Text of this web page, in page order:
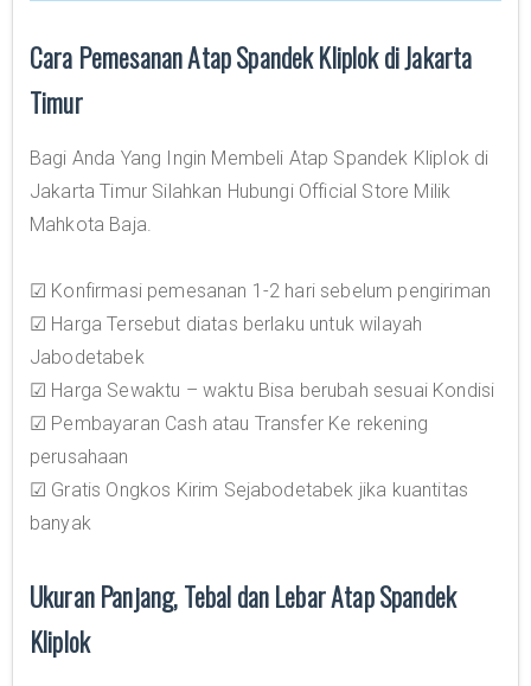
Cara Pemesanan Atap Spandek Kliplok di Jakarta
Timur
Bagi Anda Yang Ingin Membeli Atap Spandek Kliplok di
Jakarta Timur Silahkan Hubungi Official Store Milik
Mahkota Baja.
☑ Konfirmasi pemesanan 1-2 hari sebelum pengiriman
☑ Harga Tersebut diatas berlaku untuk wilayah
Jabodetabek
☑ Harga Sewaktu – waktu Bisa berubah sesuai Kondisi
☑ Pembayaran Cash atau Transfer Ke rekening
perusahaan
☑ Gratis Ongkos Kirim Sejabodetabek jika kuantitas
banyak
Ukuran Panjang, Tebal dan Lebar Atap Spandek
Kliplok